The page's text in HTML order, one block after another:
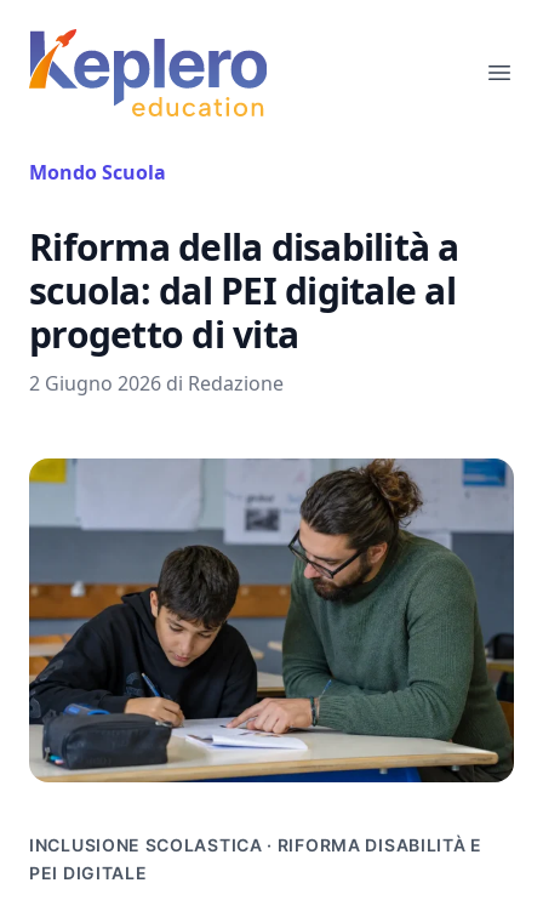
Keplero Education
Mondo Scuola
Riforma della disabilità a
scuola: dal PEI digitale al
progetto di vita
2 Giugno 2026 di Redazione
INCLUSIONE SCOLASTICA · RIFORMA DISABILITÀ E
PEI DIGITALE